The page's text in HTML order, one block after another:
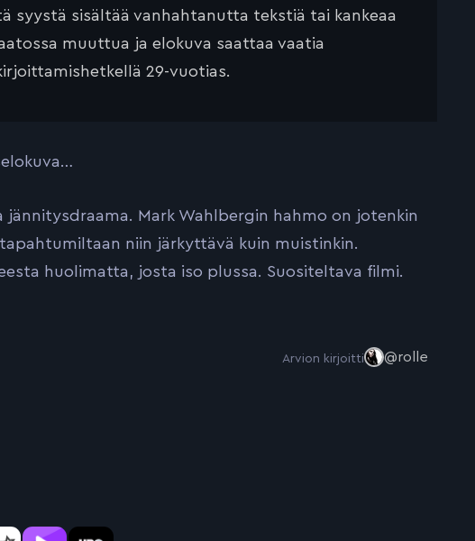
syystä sisältää vanhahtanutta tekstiä tai kankeaa
muuttua ja elokuva saattaa vaatia
29-vuotias.
Mark Wahlbergin hahmo on jotenkin
niin järkyttävä kuin muistinkin.
huolimatta, josta iso plussa. Suositeltava filmi.
Arvion kirjoitti @rolle